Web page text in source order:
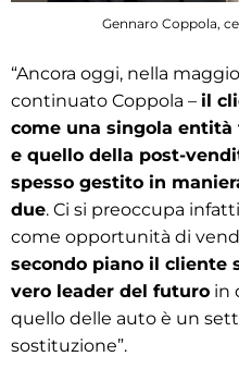
Gennaro Coppola,
“Ancora oggi, nella
continuato Coppola – il
come una singola
e quello della post-
spesso gestito in
due. Ci si preoccupa
come opportunità di
secondo piano il cliente
vero leader del futuro in
quello delle auto è un
sostituzione”.